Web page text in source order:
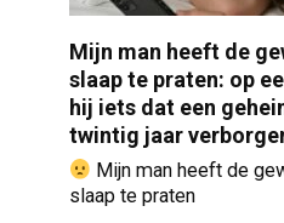
Mijn man heeft de
slaap te praten: op
hij iets dat een
twintig jaar
Mijn man heeft de
slaap te praten